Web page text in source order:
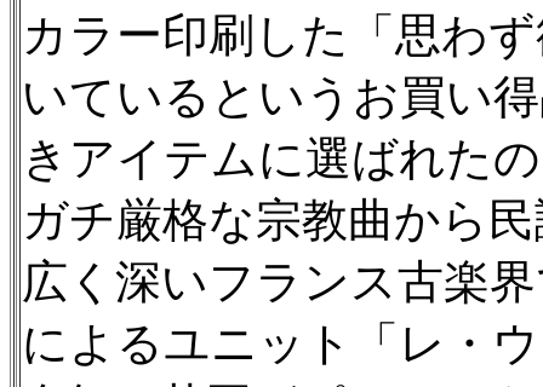
カラー印刷した「思わ
いているというお買い
きアイテムに選ばれた
ガチ厳格な宗教曲から
広く深いフランス古楽
によるユニット「レ・